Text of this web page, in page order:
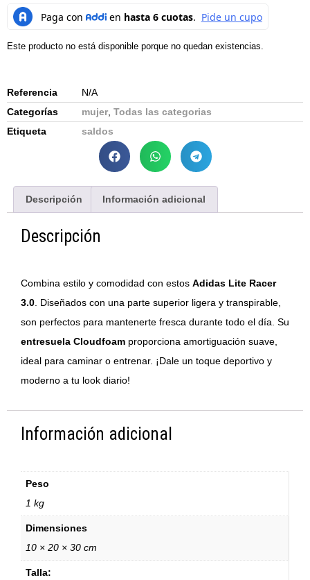
Este producto no está disponible porque no quedan existencias.
Referencia
N/A
Categorías
mujer, Todas las categorias
Etiqueta
saldos
Descripción Información adicional
Descripción
Combina estilo y comodidad con estos Adidas Lite Racer
3.0 . Diseñados con una parte superior ligera y transpirable,
son perfectos para mantenerte fresca durante todo el día. Su
entresuela Cloudfoam proporciona amortiguación suave,
ideal para caminar o entrenar. ¡Dale un toque deportivo y
moderno a tu look diario!
Información adicional
Peso
1 kg
Dimensiones
10 × 20 × 30 cm
Talla: